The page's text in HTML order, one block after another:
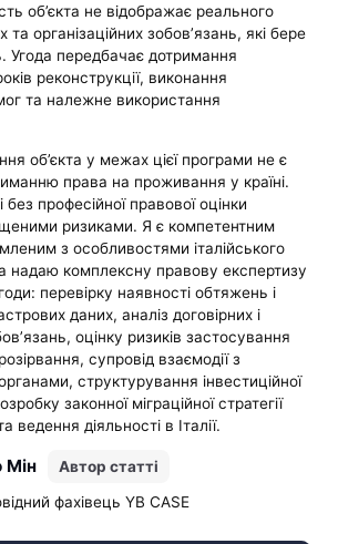
об’єкта не відображає реального
та організаційних зобов’язань, які бере
Угода передбачає дотримання
реконструкції, виконання
та належне використання
об’єкта у межах цієї програми не є
права на проживання у країні.
професійної правової оцінки
ризиками. Я є компетентним
з особливостями італійського
надаю комплексну правову експертизу
перевірку наявності обтяжень і
даних, аналіз договірних і
оцінку ризиків застосування
супровід взаємодії з
структурування інвестиційної
законної міграційної стратегії
ведення діяльності в Італії.
Мін
Автор статті
фахівець YB CASE